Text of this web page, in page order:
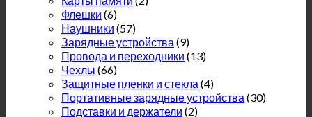
Флешки (6)
Наушники (57)
Зарядные устройства (9)
Провода и переходники (13)
Чехлы (66)
Защитные пленки и стекла (4)
Портативные зарядные устройства (30)
Подставки и держатели (2)